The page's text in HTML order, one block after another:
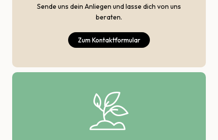
Sende uns dein Anliegen und lasse dich von uns
beraten.
Zum Kontaktformular